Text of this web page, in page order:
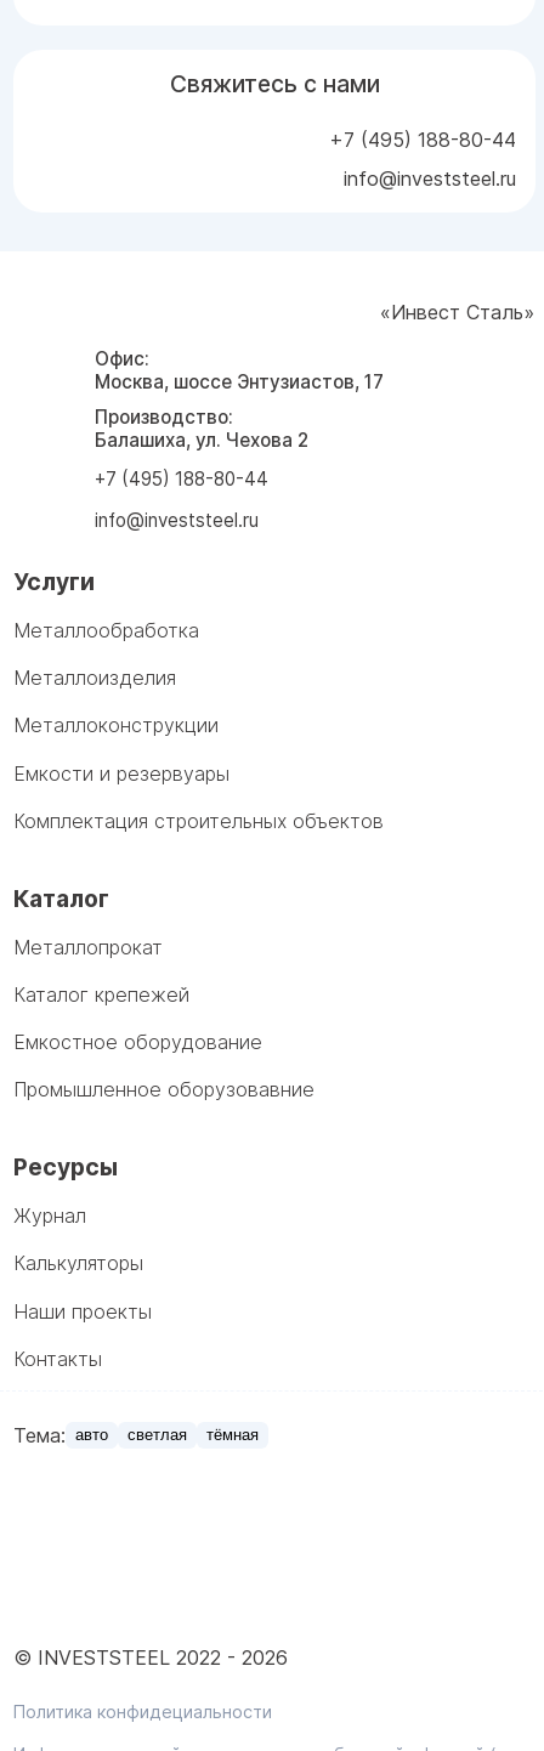
Свяжитесь с нами
+7 (495) 188-80-44
info@investsteel.ru
«Инвест Сталь»
Офис:
Москва, шоссе Энтузиастов, 17
Производство:
Балашиха, ул. Чехова 2
+7 (495) 188-80-44
info@investsteel.ru
Услуги
Металлообработка
Металлоизделия
Металлоконструкции
Емкости и резервуары
Комплектация строительных объектов
Каталог
Металлопрокат
Каталог крепежей
Емкостное оборудование
Промышленное оборузовавние
Ресурсы
Журнал
Калькуляторы
Наши проекты
Контакты
Тема: авто светлая тёмная
© INVESTSTEEL 2022 -2026
Политика конфидециальности